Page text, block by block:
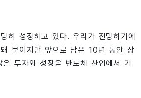
히 성장하고 있다. 우리가 전망하기에
보이지만 앞으로 남은 10년 동안 상
투자와 성장을 반도체 산업에서 기